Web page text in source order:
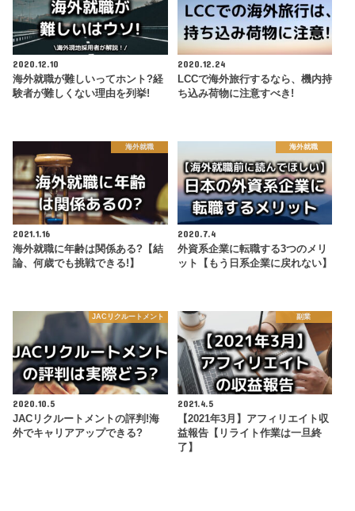
2020.12.10
海外就職が難しいってホント?経
験者が難しくない理由を列挙!
2020.12.24
LCCで海外旅行するなら、機内持
ち込み荷物に注意すべき!
海外就職
2021.1.16
海外就職に年齢は関係ある?【結
論、何歳でも挑戦できる!】
海外就職
2020.7.4
外資系企業に転職する3つのメリ
ット【もう日系企業に戻れない】
JACリクルートメント
2020.10.5
JACリクルートメントの評判!海
外でキャリアアップできる?
副業
2021.4.5
【2021年3月】アフィリエイト収
益報告【リライト作業は一旦終
了】